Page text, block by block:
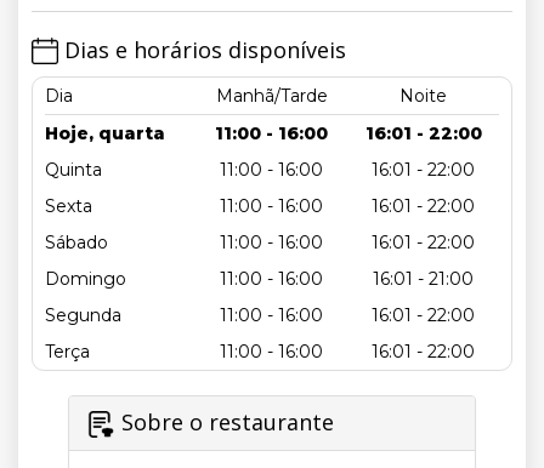
Dias e horários disponíveis
Dia Manhã/Tarde
Noite
Hoje, quarta
11:00 - 16:00
16:01 - 22:00
Quinta
11:00 - 16:00
16:01 - 22:00
Sexta
11:00 - 16:00
16:01 - 22:00
Sábado
11:00 - 16:00
16:01 - 22:00
Domingo
11:00 - 16:00
16:01 - 21:00
Segunda
11:00 - 16:00
16:01 - 22:00
Terça
11:00 - 16:00 16:01 - 22:00
Sobre o restaurante